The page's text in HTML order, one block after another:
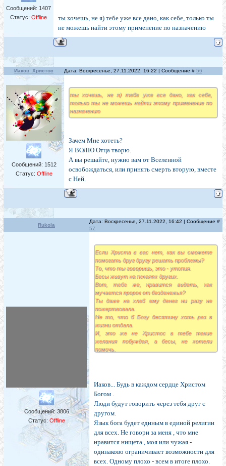
Сообщений: 1407
Статус: Offline
ты хочешь, не я) тебе уже все дано, как себе, только ты
не можешь найти этому применение по назначению
Иаков_Христос Дата: Воскресенье, 27.11.2022, 16:22 | Сообщение # 56
Сообщений: 1512
Статус: Offline
ты хочешь, не я) тебе уже все дано, как себе,
только ты не можешь найти этому применение по
назначению
Зачем Мне хотеть?
Я ВОЛЮ Отца творю.
А вы решайте, нужно вам от Вселенной
освобождаться, или принять смерть вторую, вместе
с Ней.
Rukola
Дата: Воскресенье, 27.11.2022, 16:42 | Сообщение #
57
Сообщений:3806
Статус: Offline
Если Христа в вас нет, как вы сможете
помогать друг другу решать проблемы?
То, что ты говоришь, это - утопия.
Бесы живут на печалях других.
Вот, тебе же, нравится видеть, как
мучается пророк от безденежья?
Ты даже на хлеб ему денег ни разу не
пожертвовала.
Не то, что б Богу десятину хоть раз в
жизни отдала.
И, это же не Христос в тебе такие
желания побуждал, а бесы, не хотели
помочь.
Иаков... Будь в каждом сердце Христом
Богом .
Люди будут говорить через тебя друг с
другом.
Язык бога будет единым в единой религии
для всех. Не говори за меня , что мне
нравится нищета , моя или чужая -
одинаково ограничивает возможности для
всех. Одному плохо - всем в итоге плохо.